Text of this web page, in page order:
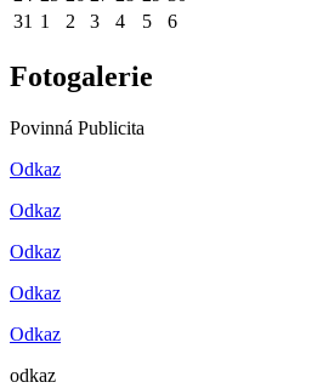
31 1 2 3 4 5 6
Fotogalerie
Povinná Publicita
Odkaz
Odkaz
Odkaz
Odkaz
Odkaz
odkaz